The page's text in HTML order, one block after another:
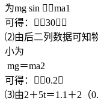
为mg sin ＝ma1
可得：＝30，
⑵由后二列数据可知
小为
mg＝ma2
可得：＝0.2，
⑶由2＋5t＝1.1＋2（